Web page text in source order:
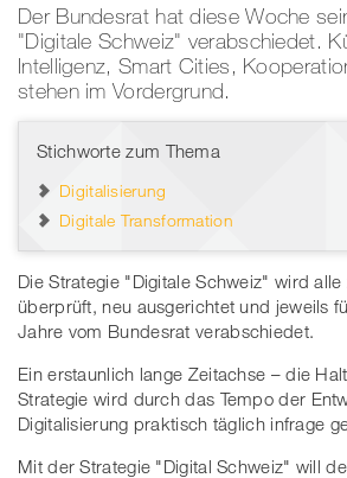
Der Bundesrat hat diese Woche
"Digitale Schweiz" verabschiedet.
Intelligenz, Smart Cities,
stehen im Vordergrund.
Stichworte zum Thema
Digitalisierung
Digitale Transformation
Die Strategie "Digitale Schweiz" wird
überprüft, neu ausgerichtet und jeweils
Jahre vom Bundesrat verabschiedet.
Ein erstaunlich lange Zeitachse – die
Strategie wird durch das Tempo der
Digitalisierung praktisch täglich infrage
Mit der Strategie "Digital Schweiz" will